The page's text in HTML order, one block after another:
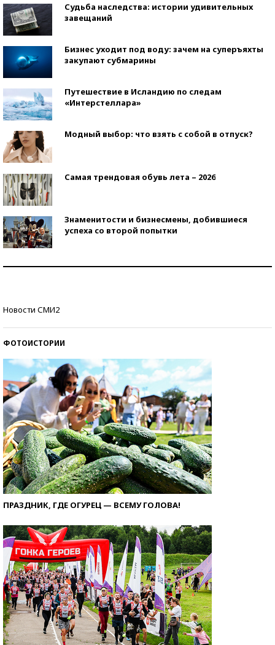
Судьба наследства: истории удивительных
завещаний
Бизнес уходит под воду: зачем на суперъяхты
закупают субмарины
Путешествие в Исландию по следам
«Интерстеллара»
Модный выбор: что взять с собой в отпуск?
Самая трендовая обувь лета – 2026
Знаменитости и бизнесмены, добившиеся
успеха со второй попытки
Новости СМИ2
ФОТОИСТОРИИ
ПРАЗДНИК, ГДЕ ОГУРЕЦ — ВСЕМУ ГОЛОВА!